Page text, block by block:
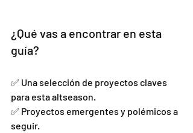
¿Qué vas a encontrar en esta
guía?
✅ Una selección de proyectos claves
para esta altseason.
✅ Proyectos emergentes y polémicos a
seguir.